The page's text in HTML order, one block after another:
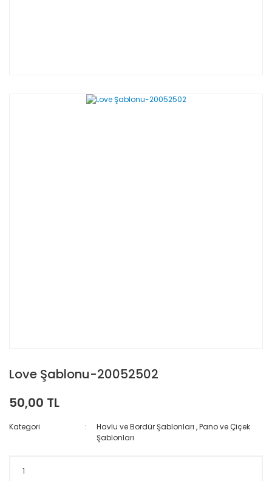
Love Şablonu-20052502
50,00 TL
Kategori Havlu ve Bordür Şablonları ,Pano ve Çiçek
Şablonları